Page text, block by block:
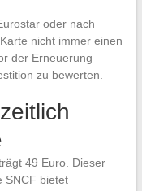
oder nach
nicht immer einen
der Erneuerung
zu bewerten.
49 Euro. Dieser
SNCF bietet